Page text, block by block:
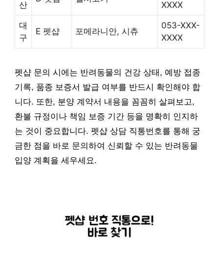
산
XXXX
대
구
E 펫샵 포메라니안, 시츄
053-XXX-
XXXX
펫샵 문의 시에는 반려동물의 건강 상태, 예방 접종
기록, 품종 보증서 발급 여부를 반드시 확인해야 합
니다. 또한, 분양 계약서 내용을 꼼꼼히 살펴보고,
환불 규정이나 책임 보증 기간 등을 명확히 인지하
는 것이 중요합니다. 펫샵 상담 직통번호를 통해 궁
금한 점을 바로 문의하여 신뢰할 수 있는 반려동물
입양 계획을 세우세요.